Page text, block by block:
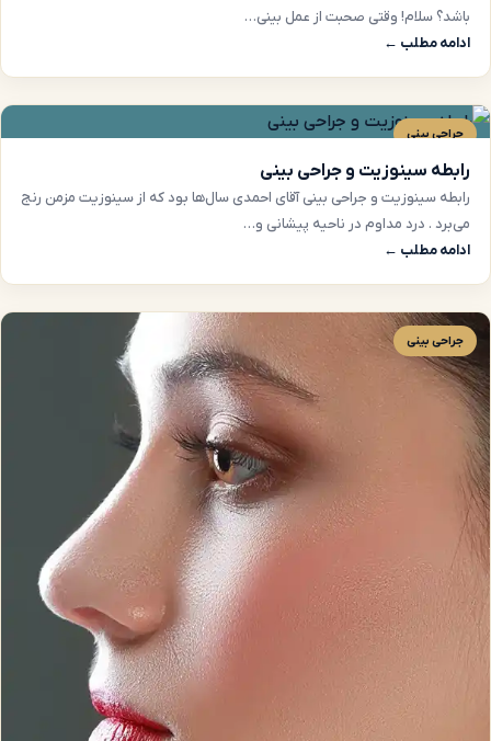
باشد؟ سلا‌م! وقتی صحبت از عمل بینی…
ادامه مطلب ←
جراحی بینی
رابطه سینوزیت و جراحی بینی
رابطه سینوزیت و جراحی بینی آقای احمدی سال‌ها بود که از سینوزیت مزمن رنج
می‌برد . درد مداوم در ناحیه پیشانی و…
ادامه مطلب ←
جراحی بینی